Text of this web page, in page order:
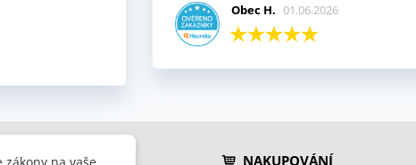
Obec H. 01.06.2026
HLEDÁTE NAKUPOVÁNÍ